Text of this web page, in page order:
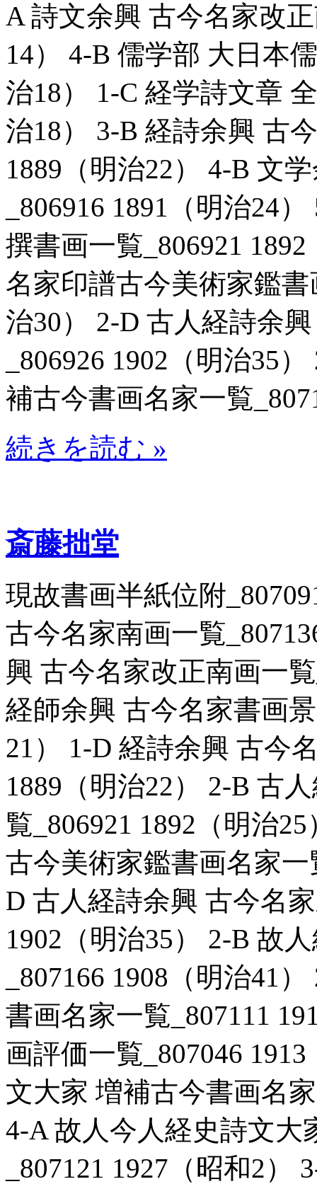
A 詩文余興 古今名家改
14） 4-B 儒学部 大日本
治18） 1-C 経学詩文章
治18） 3-B 経詩余興 古
1889（明治22） 4-B 文
_806916 1891（明治24
撰書画一覧_806921
名家印譜古今美術家鑑書
治30） 2-D 古人経詩余
_806926 1902（明治35
補古今書画名家一覧
続きを読む »
斎藤拙堂
現故書画半紙位附
古今名家南画一覧
興 古今名家改正南画一
経師余興 古今名家書画
21） 1-D 経詩余興 古今
1889（明治22） 2-B 古
覧_806921 1892（明治
古今美術家鑑書画名家一
D 古人経詩余興 古今名
1902（明治35） 2-B 故
_807166 1908（明治41
書画名家一覧_807111
画評価一覧_807046
文大家 増補古今書画名
4-A 故人今人経史詩文大
_807121 1927（昭和2）